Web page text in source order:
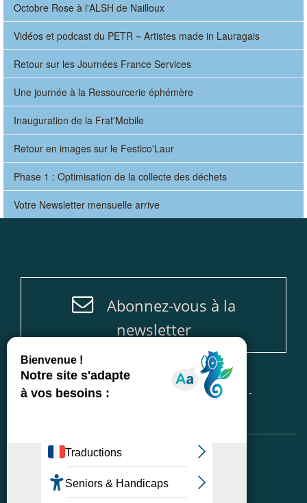
Octobre Rose à l'ALSH de Nailloux
Vidéos et podcast du PETR ~ Artistes made in Lauragais
Retour sur les Journées France Services
Une journée à la Ressourcerie éphémère
Inauguration de la Frat'Mobile
Retour en images sur le Festico'Laur
Phase 1 : Optimisation de la collecte des déchets
Votre Newsletter mensuelle arrive
Abonnez-vous à la
newsletter
Accueil- Plan du site Mentions légales
-